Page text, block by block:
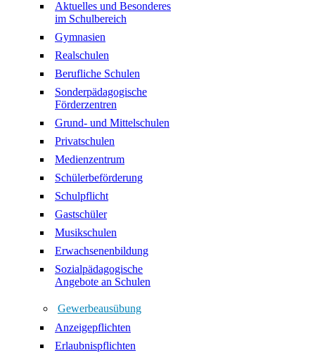
Aktuelles und Besonderes
im Schulbereich
Gymnasien
Realschulen
Berufliche Schulen
Sonderpädagogische
Förderzentren
Grund- und Mittelschulen
Privatschulen
Medienzentrum
Schülerbeförderung
Schulpflicht
Gastschüler
Musikschulen
Erwachsenenbildung
Sozialpädagogische
Angebote an Schulen
Gewerbeausübung
Anzeigepflichten
Erlaubnispflichten